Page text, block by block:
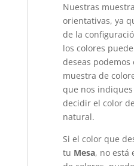
Nuestras
orientativas, ya
de la
los colores
deseas
muestra de
que nos
decidir el color
natural.
Si el color que
tu Mesa, no está